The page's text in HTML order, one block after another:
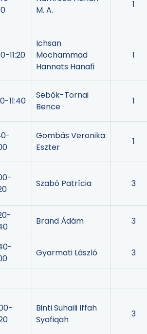
M. A.
1
11:20
Ichsan
Mochammad
Hannats Hanafi
1
11:40
Sebők-Tornai
Bence
1
Gombás Veronika
Eszter
1
Szabó Patrícia 3
Brand Ádám 3
Gyarmati László 3
Binti Suhaili Iffah
Syafiqah
3